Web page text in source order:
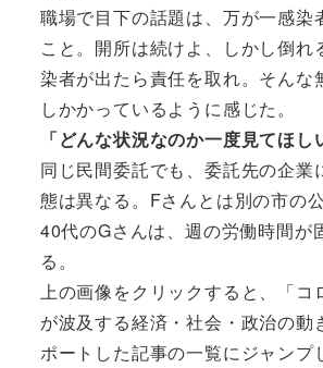
職場で目下の話題は、万が一感染
こと。開所は続けよ、しかし倒れ
染者が出たら責任を取れ。そんな
しかかっているように感じた。
「どんな状況なのか一度見てほし
同じ民間委託でも、委託先の企業
態は異なる。Fさんとは別の市の
40代のGさんは、週の労働時間が
る。
上の画像をクリックすると、「コ
が波及する経済・社会・政治の動
ポートした記事の一覧にジャンプ